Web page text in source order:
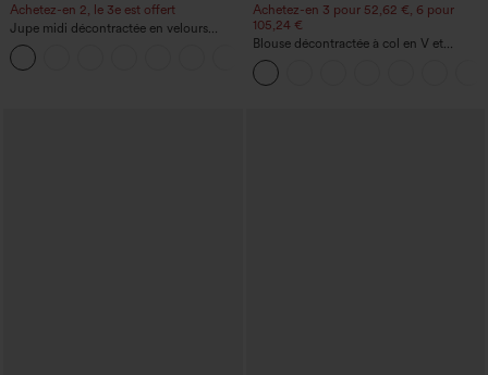
Achetez-en 2, le 3e est offert
Jupe midi décontractée en velours
côtelé, taille mi-haute, poches avant
latérales à rabat
Achetez-en 3 pour 52,62 €, 6 pour
105,24 €
Blouse décontractée à col en V et
manches courtes bouffantes